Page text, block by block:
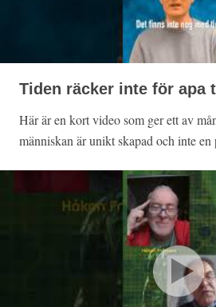
Tiden räcker inte för apa
Här är en kort video som ger ett av
människan är unikt skapad och inte en